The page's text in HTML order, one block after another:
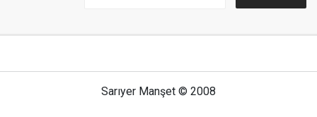
Sarıyer Manşet © 2008